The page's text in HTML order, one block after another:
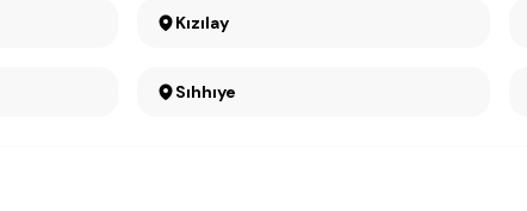
Kızılay
Sıhhıye